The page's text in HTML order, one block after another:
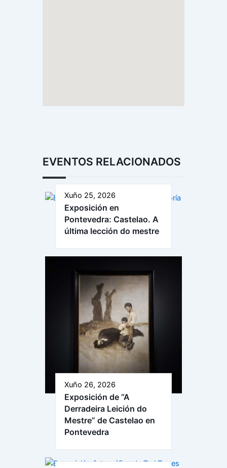
EVENTOS RELACIONADOS
Xuño 25, 2026
Exposición en
Pontevedra: Castelao. A
última lección do mestre
Xuño 26, 2026
Exposición de “A
Derradeira Leición do
Mestre” de Castelao en
Pontevedra